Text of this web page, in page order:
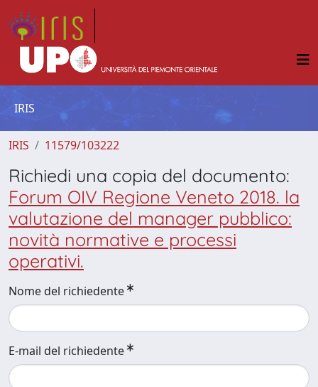
IRIS
IRIS 11579/103222
Richiedi una copia del documento:
Forum OIV Regione Veneto 2018. la
valutazione del manager pubblico:
novità normative e processi
operativi.
Nome del richiedente
E-mail del richiedente